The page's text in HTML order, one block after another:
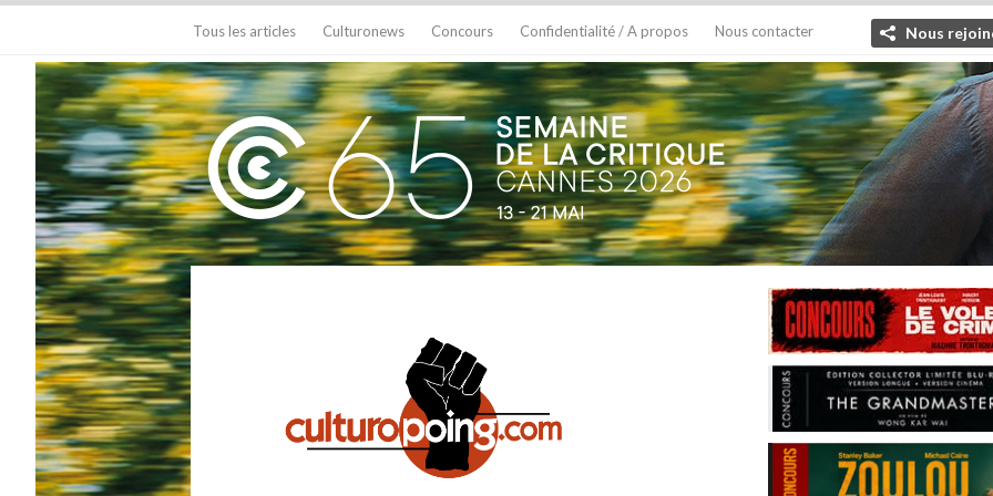
Tous les articles Culturonews Concours Confidentialité / A propos Nous contacter Nous